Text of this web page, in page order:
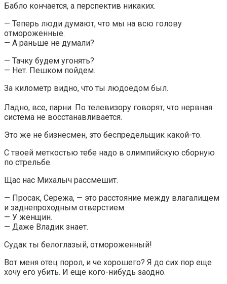
Бабло кончается, а перспектив никаких.
— Теперь люди думают, что мы на всю голову
отмороженные.
— А раньше не думали?
— Тачку будем угонять?
— Нет. Пешком пойдем.
За километр видно, что ты людоедом был.
Ладно, все, парни. По телевизору говорят, что нервная
система не восстанавливается.
Это же не бизнесмен, это беспредельщик какой-то.
С твоей меткостью тебе надо в олимпийскую сборную
по стрельбе.
Щас нас Михалыч рассмешит.
— Просак, Сережа, — это расстояние между влагалищем
и заднепроходным отверстием.
— У женщин.
— Даже Владик знает.
Судак ты белоглазый, отмороженный!
Вот меня отец порол, и че хорошего? Я до сих пор еще
хочу его убить. И еще кого-нибудь заодно.